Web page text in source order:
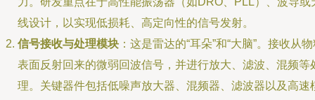
线设计，以实现低损耗、高定向性的信号发射。
信号接收与处理模块 ：这是雷达的“耳朵”和“大脑”。接收从
表面反射回来的微弱回波信号，并进行放大、滤波、混频等
理。关键器件包括低噪声放大器、混频器、滤波器以及高速